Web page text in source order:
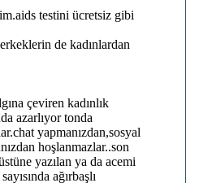
testini ücretsiz gibi
de kadınlardan
çeviren kadınlık
azarlıyor tonda
yapmanızdan,sosyal
hoşlanmazlar..son
yazılan ya da acemi
ağırbaşlı